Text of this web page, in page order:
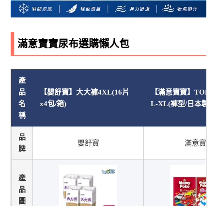
滿意寶寶尿布選購懶人包
產
品
名
稱
【嬰舒寶】大大褲4XL(16片
x4包/箱)
【滿意寶寶】
L-XL(褲型/日本製)
品
牌
嬰舒寶 滿意寶寶
產
品
圖